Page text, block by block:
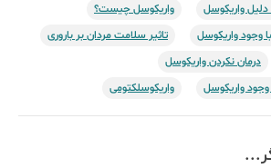
دلیل واریکوسل
​واریکوسل چیست؟
وجود واریکوسل
تاثیر سلامت مردان بر باروری
درمان نکردن واریکوسل
وجود واریکوسل
واریکوسلکتومی